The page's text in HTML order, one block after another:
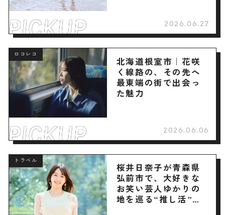
2026.06.27
ロコレコ
北海道根室市｜花咲
く線路の、その先へ
最東端の街で出会っ
た魅力
2026.06.06
トラベル
桜井日奈子が青森県
弘前市で、大好きな
お笑い芸人ゆかりの
地を巡る“推し活”旅